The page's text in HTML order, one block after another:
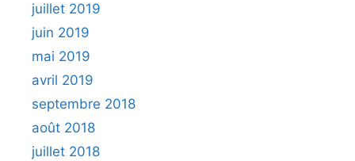
juillet 2019
juin 2019
mai 2019
avril 2019
septembre 2018
août 2018
juillet 2018